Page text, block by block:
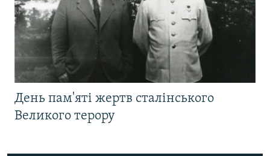
День пам'яті жертв сталінського
Великого терору